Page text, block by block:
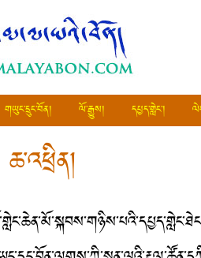
གཡུང་དྲུང་བོན། ལོ་རྒྱུས། དཔྱད་གླེང་།
ཆ་འཕྲིན།